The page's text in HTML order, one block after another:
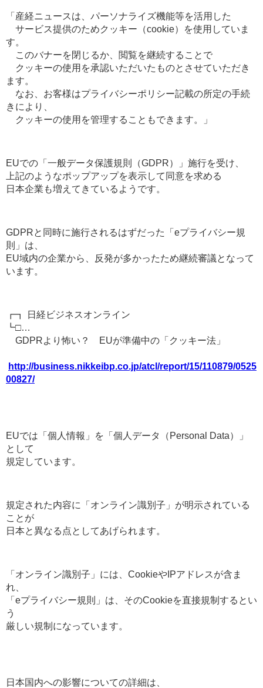
「産経ニュースは、パーソナライズ機能等を活用した
サービス提供のためクッキー（cookie）を使用していま
す。
このバナーを閉じるか、閲覧を継続することで
クッキーの使用を承認いただいたものとさせていただき
ます。
なお、お客様はプライバシーポリシー記載の所定の手続
きにより、
クッキーの使用を管理することもできます。」
EUでの「一般データ保護規則（GDPR）」施行を受け、
上記のようなポップアップを表示して同意を求める
日本企業も増えてきているようです。
GDPRと同時に施行されるはずだった「eプライバシー規
則」は、
EU域内の企業から、反発が多かったため継続審議となって
います。
┏┓ 日経ビジネスオンライン
┗□…
GDPRより怖い？ EUが準備中の「クッキー法」
http://business.nikkeibp.co.jp/atcl/report/15/110879/0525
00827/
EUでは「個人情報」を「個人データ（Personal Data）」
として
規定しています。
規定された内容に「オンライン識別子」が明示されている
ことが
日本と異なる点としてあげられます。
「オンライン識別子」には、CookieやIPアドレスが含ま
れ、
「eプライバシー規則」は、そのCookieを直接規制するとい
う
厳しい規制になっています。
日本国内への影響についての詳細は、